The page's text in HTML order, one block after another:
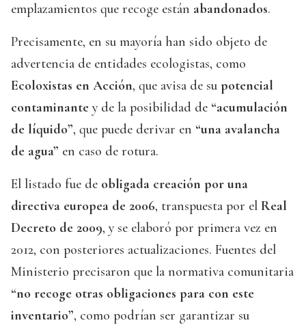
emplazamientos que recoge están abandonados.
Precisamente, en su mayoría han sido objeto de
advertencia de entidades ecologistas, como
Ecoloxistas en Acción, que avisa de su potencial
contaminante y de la posibilidad de “acumulación
de líquido”, que puede derivar en “una avalancha
de agua” en caso de rotura.
El listado fue de obligada creación por una
directiva europea de 2006, transpuesta por el Real
Decreto de 2009, y se elaboró por primera vez en
2012, con posteriores actualizaciones. Fuentes del
Ministerio precisaron que la normativa comunitaria
“no recoge otras obligaciones para con este
inventario”, como podrían ser garantizar su